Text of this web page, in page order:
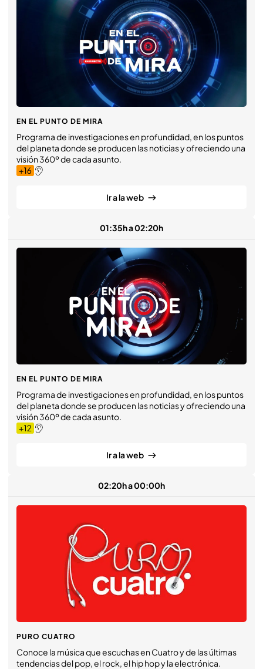
EN EL PUNTO DE MIRA
Programa de investigaciones en profundidad, en los puntos
del planeta donde se producen las noticias y ofreciendo una
visión 360º de cada asunto.
Ir a la web
01:35h a 02:20h
EN EL PUNTO DE MIRA
Programa de investigaciones en profundidad, en los puntos
del planeta donde se producen las noticias y ofreciendo una
visión 360º de cada asunto.
Ir a la web
02:20h a 00:00h
PURO CUATRO
Conoce la música que escuchas en Cuatro y de las últimas
tendencias del pop, el rock, el hip hop y la electrónica.